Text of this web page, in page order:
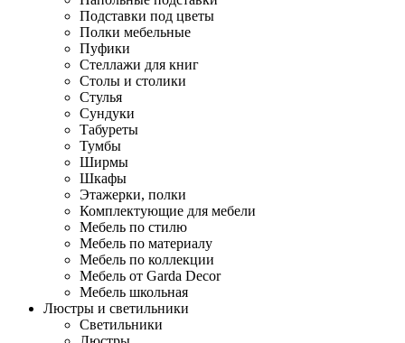
Подставки под цветы
Полки мебельные
Пуфики
Стеллажи для книг
Столы и столики
Стулья
Сундуки
Табуреты
Тумбы
Ширмы
Шкафы
Этажерки, полки
Комплектующие для мебели
Мебель по стилю
Мебель по материалу
Мебель по коллекции
Мебель от Garda Decor
Мебель школьная
Люстры и светильники
Светильники